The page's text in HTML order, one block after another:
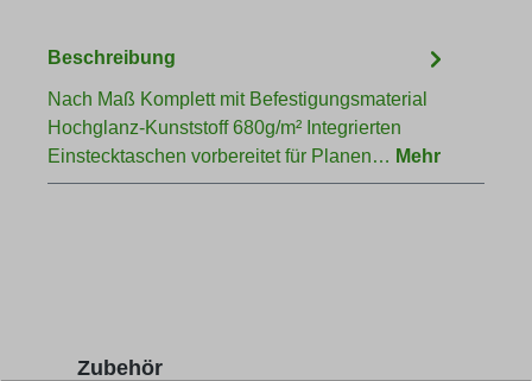
Beschreibung
Nach Maß Komplett mit Befestigungsmaterial
Hochglanz-Kunststoff 680g/m² Integrierten
Einstecktaschen vorbereitet für Planen… Mehr
Produktgalerie überspringen
Zubehör